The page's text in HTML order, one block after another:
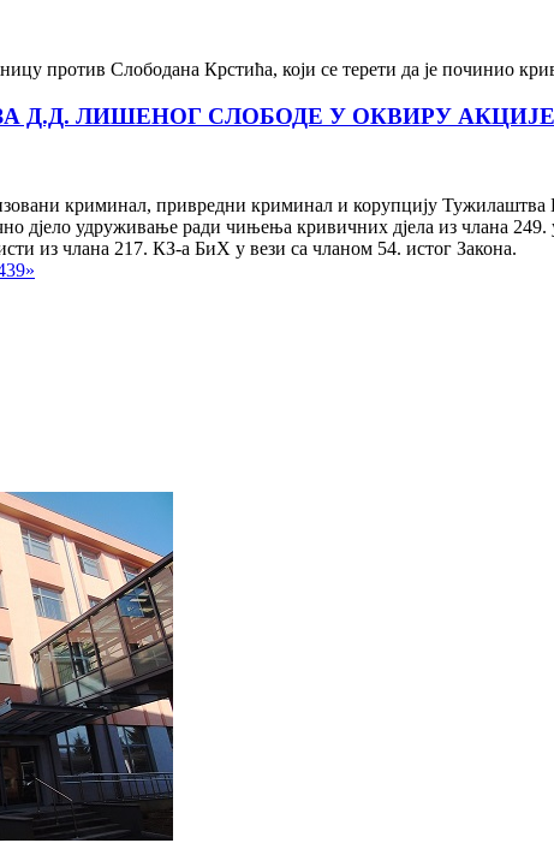
против Слободана Крстића, који се терети да је починио
Д.Д. ЛИШЕНОГ СЛОБОДЕ У ОКВИРУ АКЦИЈЕ
криминал, привредни криминал и корупцију
дјело удруживање ради чињења кривичних дјела из члана
из члана 217. КЗ-а БиХ у вези са чланом 54. истог Закона.
»